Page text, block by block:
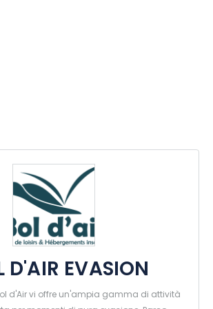
D'AIR EVASION
d'Air vi offre un'ampia gamma di attività